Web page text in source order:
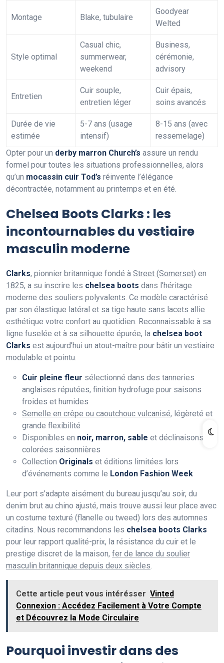
Montage Blake, tubulaire
Goodyear
Welted
Style optimal
Casual chic,
summerwear,
weekend
Business,
cérémonie,
advisory
Entretien
Cuir souple,
entretien léger
Cuir épais,
soins avancés
Durée de vie
estimée
5-7 ans (usage
intensif)
8-15 ans (avec
ressemelage)
Opter pour un derby marron Church’s assure un rendu
formel pour toutes les situations professionnelles, alors
qu’un mocassin cuir Tod’s réinvente l’élégance
décontractée, notamment au printemps et en été.
Chelsea Boots Clarks : les
incontournables du vestiaire
masculin moderne
Clarks, pionnier britannique fondé à Street (Somerset) en
1825, a su inscrire les chelsea boots dans l’héritage
moderne des souliers polyvalents. Ce modèle caractérisé
par son élastique latéral et sa tige haute sans lacets allie
esthétique votre confort au quotidien. Reconnaissable à sa
ligne fuselée et à sa silhouette épurée, la chelsea boot
Clarks est aujourd’hui un atout-maître pour bâtir un vestiaire
modulable et pointu.
Cuir pleine fleur sélectionné dans des tanneries
anglaises réputées, finition hydrofuge pour saisons
froides et humides
Semelle en crêpe ou caoutchouc vulcanisé, légèreté et
grande flexibilité
Disponibles en noir, marron, sable et déclinaisons
colorées saisonnières
Collection Originals et éditions limitées lors
d’événements comme le London Fashion Week
Leur port s’adapte aisément du bureau jusqu’au soir, du
denim brut au chino ajusté, mais trouve aussi leur place avec
un costume texturé (flanelle ou tweed) lors des automnes
citadins. Nous recommandons les chelsea boots Clarks
pour leur rapport qualité-prix, la résistance du cuir et le
prestige discret de la maison, fer de lance du soulier
masculin britannique depuis deux siècles.
Cette article peut vous intérésser Vinted
Connexion : Accédez Facilement à Votre Compte
et Découvrez la Mode Circulaire
Pourquoi investir dans des